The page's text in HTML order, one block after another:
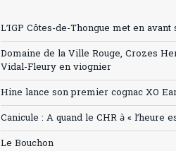
L’IGP Côtes-de-Thongue met en
Domaine de la Ville Rouge, Crozes
Vidal-Fleury en viognier
Hine lance son premier cognac XO
Canicule : A quand le CHR à « l’heure
Le Bouchon